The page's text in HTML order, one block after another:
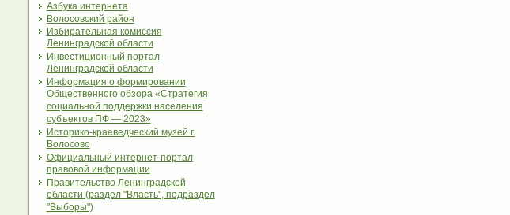
Азбука интернета
Волосовский район
Избирательная комиссия
Ленинградской области
Инвестиционный портал
Ленинградской области
Информация о формировании
Общественного обзора «Стратегия
социальной поддержки населения
субъектов ПФ — 2023»
Историко-краеведческий музей г.
Волосово
Официальный интернет-портал
правовой информации
Правительство Ленинградской
области (раздел "Власть", подраздел
"Выборы")